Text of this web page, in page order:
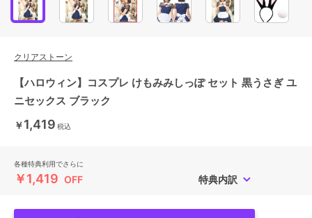
クリアストーン
【ハロウィン】コスプレ けもみみしっぽ セット 黒うさぎ ユ
ニセックス ブラック
￥1,419 税込
各種特典利用でさらに
￥1,419 OFF 特典内訳